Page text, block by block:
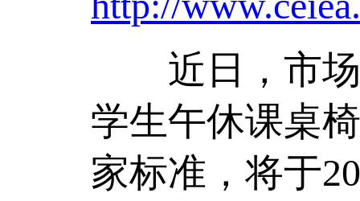
近日，市场
学生午休课桌
家标准，将于